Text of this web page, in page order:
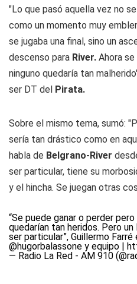
"Lo que pasó aquella vez no
como un momento muy
se jugaba una final, sino un
descenso para River. Ahora
ninguno quedaría tan
ser DT del
Pirata.
Sobre el mismo tema, sumó:
sería tan drástico como en
habla de Belgrano-River
ser particular, tiene su
y el hincha. Se juegan otras
“Se puede ganar o perder
quedarían tan heridos. Pero
ser particular”, Guillermo Farré
@hugorbalassone y equipo |
— Radio La Red - AM 910